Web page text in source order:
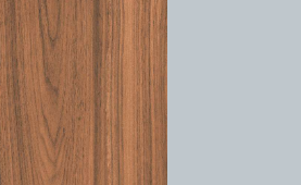
LIÊN HỆ - TƯ